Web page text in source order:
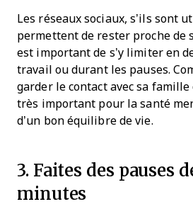
Les réseaux sociaux, s’ils sont
permettent de rester proche de
est important de s’y limiter en
travail ou durant les pauses.
garder le contact avec sa famille
très important pour la santé
d’un bon équilibre de vie.
3. Faites des pauses
minutes